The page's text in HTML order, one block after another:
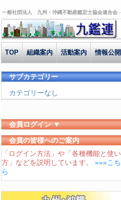
一般社団法人 九州・沖縄不動産鑑定士協会連合会 -
TOP 組織案内 活動案内 情報公開
サブカテゴリー
カテゴリーなし
会員ログイン ▼
ユーザーID
パスワード
会員の皆様へのご案内
「ログイン方法」や「各種機能と使い
方」などを説明しています。 »»»こち
ら